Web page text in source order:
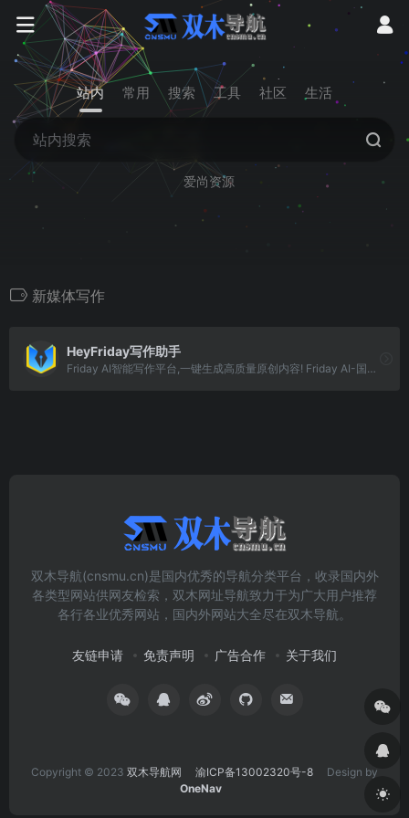
站内 常用 搜索 工具 社区 生活
爱尚资源
新媒体写作
HeyFriday写作助手
Friday AI智能写作平台,一键生成高质量原创内容! Friday AI-国内顶尖算法模型,AI自动生成原创文章,60+丰富写作模板,十大写作场景全覆盖,支持改写,续写,扩写,搜索引擎优化,全场景媒体运营神器!
双木导航(cnsmu.cn)是国内优秀的导航分类平台，收录国内外
各类型网站供网友检索，双木网址导航致力于为广大用户推荐
各行各业优秀网站，国内外网站大全尽在双木导航。
友链申请 免责声明 广告合作 关于我们
Copyright © 2023 双木导航网 渝ICP备13002320号-8 Design by
OneNav